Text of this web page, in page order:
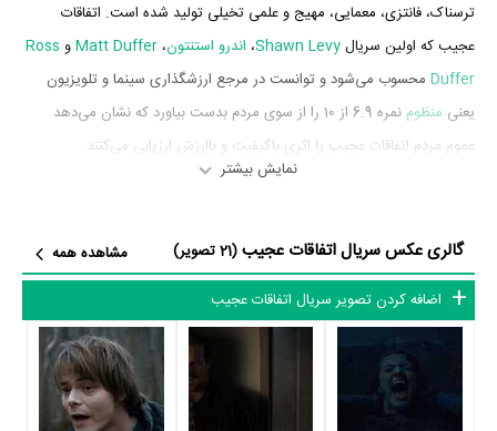
ترسناک، فانتزی، معمایی، مهیج و علمی تخیلی تولید شده است. اتفاقات
عجیب که اولین سریالShawn Levy، اندرو استنتون، Matt Dufferو Ross
Duffer محسوب می‌شود و توانست در مرجع ارزشگذاری سینما و تلویزیون
یعنی منظوم
نمره 6.9 از 10 را از سوی مردم بدست بیاورد که نشان می‌دهد
عموم مردم اتفاقات عجیب را اثری باکیفیت و باارزش ارزیابی می‌کنند.
بازیگران سریال اتفاقات عجیب چه کسانی هستند؟ در اتفاقات عجیب بازیگرانی
چونوینونا رایدردر نقش Joyce، دیوید هاربردر نقش Chief Hopper،
ملی
بابی براوندر نقش Eleven،Finn Wolfhard
در نقش Mike Wheeler،
Noah Schnapp
در نقش Will، در نقش Nancy و
Gaten
Matarazzo
در نقش Dustin Henderson به ایفای نقش و بازیگری
پرداخته‌اند. در سریال اتفاقات عجیب حدود 69 بازیگر جلوی دوربین رفته‌اند که از
نمایش بیشتر
گالری عکس سریال اتفاقات عجیب(21 تصویر)
مشاهده همه
اضافه کردن تصویر سریال اتفاقات عجیب